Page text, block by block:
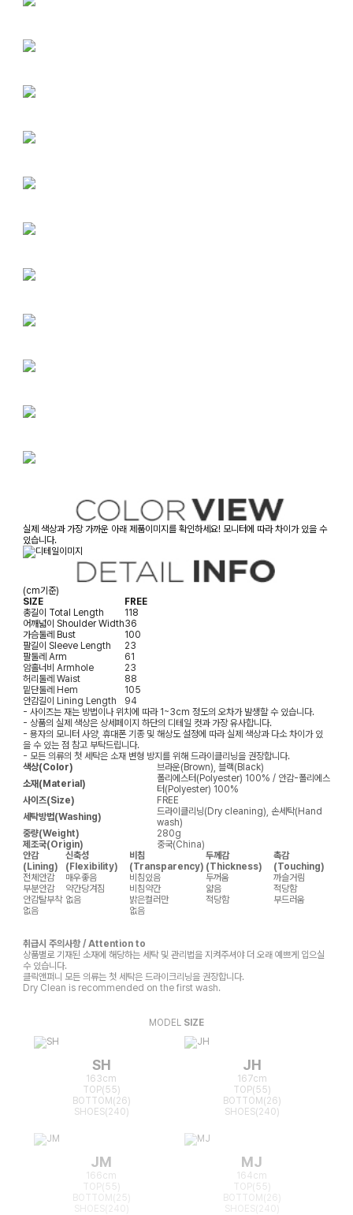
실제 색상과 가장 가까운 아래 제품이미지를 확인하세요! 모니터에 따라 차이가 있을 수
있습니다.
(cm기준)
SIZE
FREE
총길이 Total Length
118
어깨넓이 Shoulder Width36
가슴둘레 Bust
100
팔길이 Sleeve Length
23
팔둘레 Arm
61
암홀너비 Armhole
23
허리둘레 Waist
88
밑단둘레 Hem
105
안감길이 Lining Length
94
- 사이즈는 재는 방법이나 위치에 따라 1~3cm 정도의 오차가 발생할 수 있습니다.
- 상품의 실제 색상은 상세페이지 하단의 디테일 컷과 가장 유사합니다.
- 용자의 모니터 사양, 휴대폰 기종 및 해상도 설정에 따라 실제 색상과 다소 차이가 있
을 수 있는 점 참고 부탁드립니다.
- 모든 의류의 첫 세탁은 소재 변형 방지를 위해 드라이클리닝을 권장합니다.
색상(Color)
브라운(Brown), 블랙(Black)
소재(Material)
폴리에스터(Polyester) 100% / 안감-폴리에스
터(Polyester) 100%
사이즈(Size)
FREE
세탁방법(Washing)
드라이클리닝(Dry cleaning), 손세탁(Hand
wash)
중량(Weight)
280g
제조국(Origin)
중국(China)
안감
(Lining)
신축성
(Flexibility)
비침
(Transparency)
두께감
(Thickness)
촉감
(Touching)
전체안감
매우좋음 비침있음 두꺼움
까슬거림
부분안감
약간당겨짐 비침약간 얇음
적당함
안감탈부착 없음 밝은컬러만 적당함
부드러움
없음
없음
취급시 주의사항 / Attention to
상품별로 기재된 소재에 해당하는 세탁 및 관리법을 지켜주셔야 더 오래 예쁘게 입으실
수 있습니다.
클릭앤퍼니 모든 의류는 첫 세탁은 드라이크리닝을 권장합니다.
Dry Clean is recommended on the first wash.
MODEL SIZE
SH
163cm
TOP(55)
BOTTOM(26)
SHOES(240)
JH
167cm
TOP(55)
BOTTOM(26)
SHOES(240)
JM
166cm
TOP(55)
BOTTOM(25)
MJ
164cm
TOP(55)
BOTTOM(26)